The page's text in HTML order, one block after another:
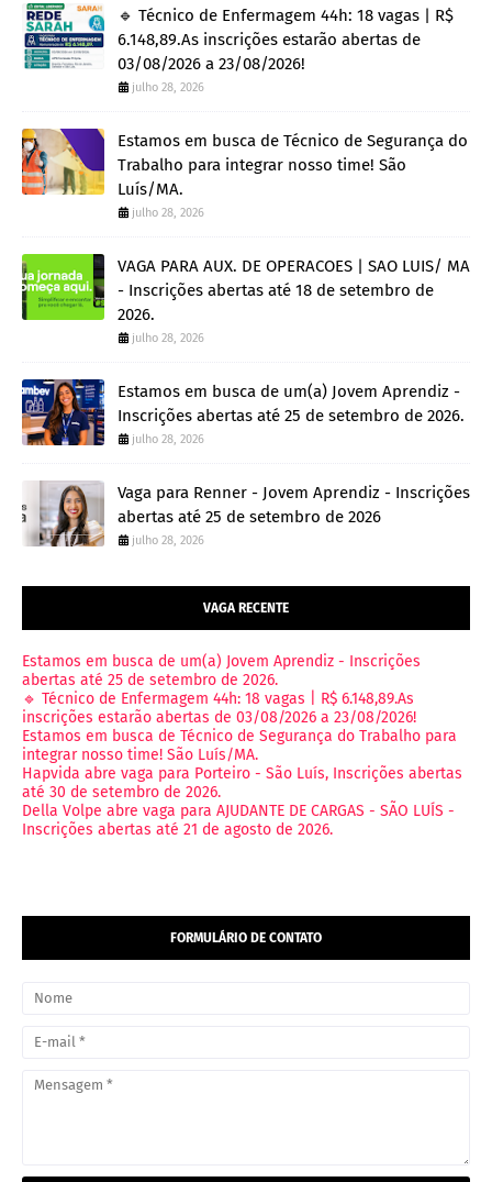
🔹 Técnico de Enfermagem 44h: 18 vagas | R$
6.148,89.As inscrições estarão abertas de
03/08/2026 a 23/08/2026!
julho 28, 2026
Estamos em busca de Técnico de Segurança do
Trabalho para integrar nosso time! São
Luís/MA.
julho 28, 2026
VAGA PARA AUX. DE OPERACOES | SAO LUIS/ MA
- Inscrições abertas até 18 de setembro de
2026.
julho 28, 2026
Estamos em busca de um(a) Jovem Aprendiz -
Inscrições abertas até 25 de setembro de 2026.
julho 28, 2026
Vaga para Renner - Jovem Aprendiz - Inscrições
abertas até 25 de setembro de 2026
julho 28, 2026
VAGA RECENTE
Estamos em busca de um(a) Jovem Aprendiz - Inscrições
abertas até 25 de setembro de 2026.
🔹 Técnico de Enfermagem 44h: 18 vagas | R$ 6.148,89.As
inscrições estarão abertas de 03/08/2026 a 23/08/2026!
Estamos em busca de Técnico de Segurança do Trabalho para
integrar nosso time! São Luís/MA.
Hapvida abre vaga para Porteiro - São Luís, Inscrições abertas
até 30 de setembro de 2026.
Della Volpe abre vaga para AJUDANTE DE CARGAS - SÃO LUÍS -
Inscrições abertas até 21 de agosto de 2026.
FORMULÁRIO DE CONTATO